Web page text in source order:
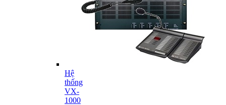
Hệ
thống
VX-
1000